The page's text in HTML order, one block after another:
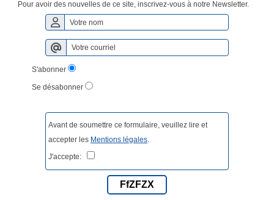
Pour avoir des nouvelles de ce site, inscrivez-vous à notre Newsletter.
S'abonner
Se désabonner
Avant de soumettre ce formulaire, veuillez lire et
accepter les Mentions légales.
J'accepte:
FfZFZX